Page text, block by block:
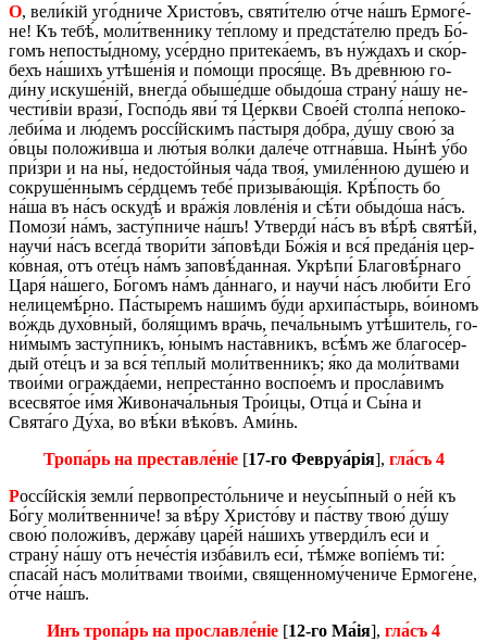
О, ве­ли́кій уго́д­ни­че Хри­сто́въ, святи́­те­лю о́тче на́шъ Ер­мо­ге́­
не! Къ тебѣ́, мо­ли́­твен­нику те́­пло­му и пред­ста́­те­лю предъ Бо́­
гомъ не­по­сты́д­но­му, усе́рд­но при­те­ка́­емъ, въ ну́­ждахъ и ско́р­
бехъ на́­шихъ утѣ­ше́нія и по́­мо­щи прося́ще. Въ дре́в­нюю го­
ди́ну иску­ше́ній, вне­гда́ обы­ше́д­ше обы­до́­ша страну́ на́шу не­
че­сти́­віи вра­зи́, Го­спо́дь яви́ тя́ Це́р­кви Сво­е́й стол­па́ не­по­ко­
ле­би́­ма и лю́­демъ россíйскимъ па́­стыря до́­бра, ду́шу свою́ за
о́вцы по­ло­жи́в­ша и лю́тыя во́л­ки да­ле́­че от­гна́в­ша. Ны́нѣ у́бо
при́­зри и на ны́, не­до­сто́й­ныя ча́да твоя́, уми­ле́н­ною ду­ше́ю и
со­кру­ше́н­нымъ се́рд­цемъ тебе́ при­зы­ва́­ю­щія. Крѣ́­пость бо
на́ша въ на́съ оску­дѣ́ и вра́жія лов­ле́нія и сѣ́ти обы­до́­ша на́съ.
По­мо­зи́ на́мъ, за­сту́п­ни­че на́шъ! Утвер­ди́ на́съ въ вѣ́рѣ святѣ́й,
нау­чи́ на́съ все­гда́ тво­ри́­ти за́­по­вѣ­ди Бо́жія и вся́ пре­да́нія цер­
ко́в­ная, отъ оте́цъ на́мъ за­по­вѣ́­дан­ная. Укрѣ­пи́ Бла­го­вѣ́р­на­го
Царя́ на́­ше­го, Бо́­гомъ на́мъ да́н­на­го, и нау­чи́ на́съ лю­би́­ти Его́
не­ли­це­мѣ́р­но. Па́­сты­ремъ на́­шимъ бу́ди ар­хи­па́­стырь, во́­и­номъ
во́ждь ду­хо́в­ный, боля́щимъ вра́чь, пе­ча́ль­нымъ утѣ́­ши­тель, го­
ни́­мымъ за­сту́п­никъ, ю́нымъ на­ста́в­никъ, всѣ́мъ же бла­го­се́р­
дый оте́цъ и за вся́ те́­плый мо­ли́­твен­никъ; я́ко да мо­ли́­тва­ми
тво­и́­ми огра­жда́­е­ми, не­пре­ста́н­но вос­по­е́мъ и про­сла́­вимъ
всесвято́е и́мя Жи­во­на­ча́ль­ныя Тро́­и­цы, Отца́ и Сы́на и
Свята́го Ду́ха, во вѣ́ки вѣ­ко́въ. Ами́нь.
Тро­па́рь на пре­став­ле́ніе[17-го Фе­вруа́рія], гла́съ 4
Россíйскія зе­мли́ пер­во­пре­сто́ль­ни­че и не­у­сы́п­ный о не́й къ
Бо́гу мо­ли́­твен­ни­че! за вѣ́ру Хри­сто́ву и па́­ству твою́ ду́шу
свою́ по­ло­жи́въ, дер­жа́ву ца­ре́й на́­шихъ утвер­ди́лъ еси́ и
страну́ на́шу отъ не­че́­стія из­ба́­вилъ еси́, тѣ́м­же во­піе́мъ ти́:
спа­са́й на́съ мо­ли́­тва­ми тво­и́­ми, священ­но­му́­че­ни­че Ер­мо­ге́­не,
о́тче на́шъ.
Инъ тро­па́рь на про­слав­ле́ніе [12-го Ма́ія], гла́съ 4